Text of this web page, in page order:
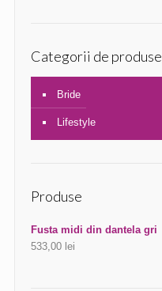
Categorii de produse
Bride
Lifestyle
Produse
Fusta midi din dantela gri
533,00 lei